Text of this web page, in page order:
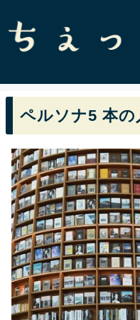
ペルソナ5 本の